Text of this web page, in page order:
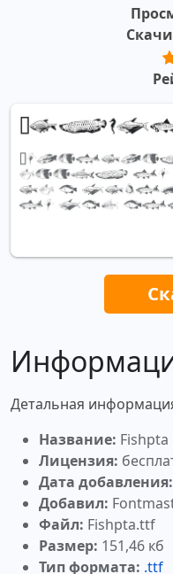
Детальная
Название: Fishpta
Лицензия:
Дата добавления:
Добавил:
Файл: Fishpta.ttf
Размер: 151,46 кб
Тип формата: .ttf